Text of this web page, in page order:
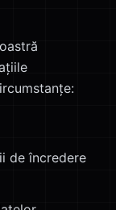
de încredere